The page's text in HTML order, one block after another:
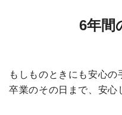
6年間
もしものときにも安心の
卒業のその日まで、安心